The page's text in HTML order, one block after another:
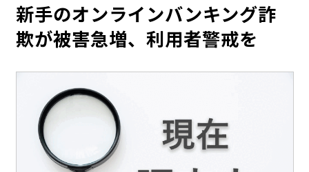
新手のオンラインバンキング詐
欺が被害急増、利用者警戒を